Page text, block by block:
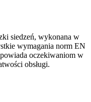
siedzeń, wykonana w
wymagania norm EN
oczekiwaniom w
obsługi.